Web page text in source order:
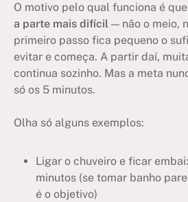
O motivo pelo qual funciona é que
a parte mais difícil — não o meio,
primeiro passo fica pequeno o
evitar e começa. A partir daí,
continua sozinho. Mas a meta
só os 5 minutos.
Olha só alguns exemplos:
Ligar o chuveiro e ficar
minutos (se tomar banho
é o objetivo)